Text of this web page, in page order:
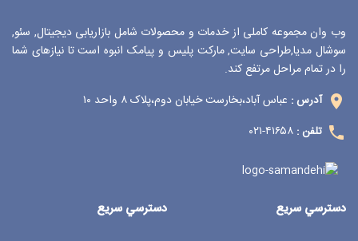
وب وان مجموعه کاملی از خدمات و محصولات شامل بازاریابی دیجیتال, سئو,
سوشال مدیا,طراحی سایت, مارکت پلیس و پیامک انبوه است تا نیازهای شما
را در تمام مراحل مرتفع کند.
آدرس : عباس آباد،بخارست خیابان دوم،پلاک ۸ واحد ۱۰
تلفن : ۴۱۶۵۸-۰۲۱
دسترسي سريع دسترسي سريع